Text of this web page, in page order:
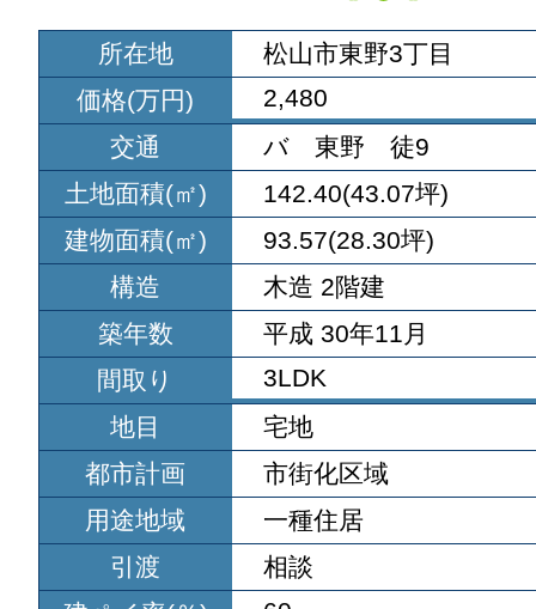
所在地
松山市東野3丁目
価格(万円)
2,480
交通
バ 東野 徒9
土地面積(㎡)
142.40(43.07坪)
建物面積(㎡)
93.57(28.30坪)
構造
木造 2階建
築年数
平成 30年11月
間取り
3LDK
地目
宅地
都市計画
市街化区域
用途地域
一種住居
引渡
相談